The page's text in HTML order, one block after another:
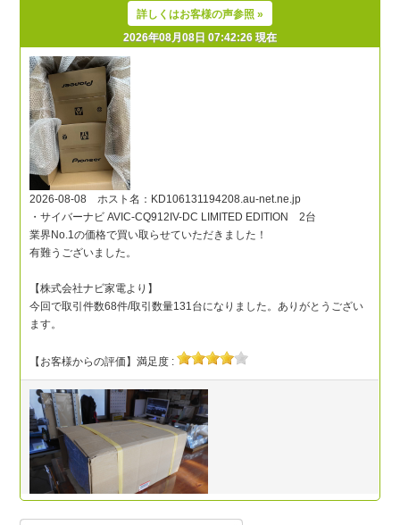
詳しくはお客様の声参照 »
2026年08月08日 07:42:26 現在